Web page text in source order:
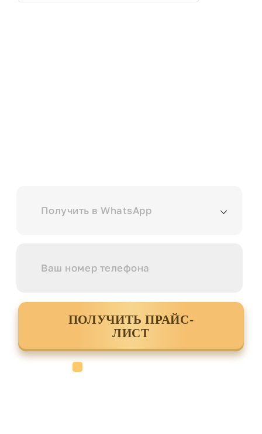
Получить в WhatsApp
ПОЛУЧИТЬ ПРАЙС-
ЛИСТ